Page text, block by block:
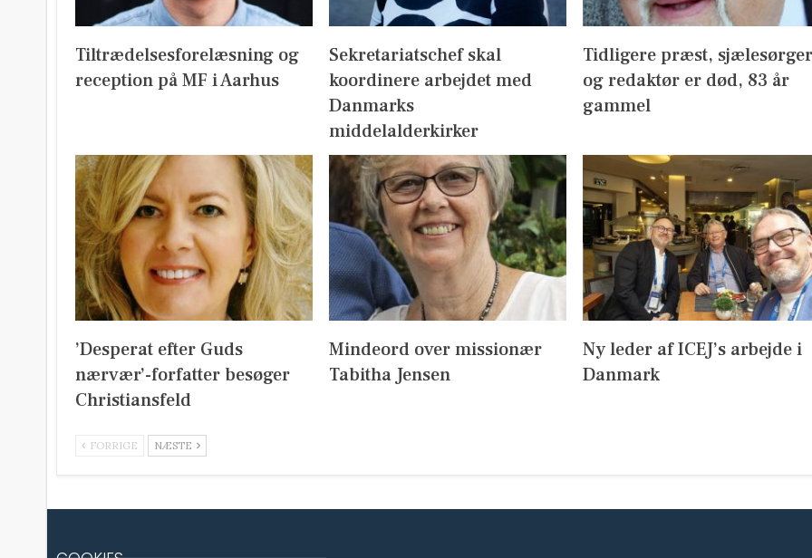
Tiltrædelsesforelæsning og
reception på MF i Aarhus
Sekretariatschef skal
koordinere arbejdet med
Danmarks
middelalderkirker
Tidligere præst, sjælesørger
og redaktør er død, 83 år
gammel
’Desperat efter Guds
nærvær’-forfatter besøger
Christiansfeld
Mindeord over missionær
Tabitha Jensen
Ny leder af ICEJ’s arbejde i
Danmark
FORRIGE NÆSTE